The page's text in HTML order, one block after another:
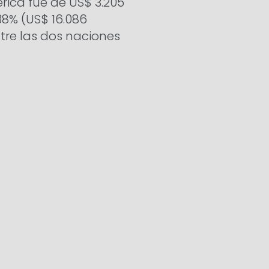
(US$ 16.086
las dos naciones